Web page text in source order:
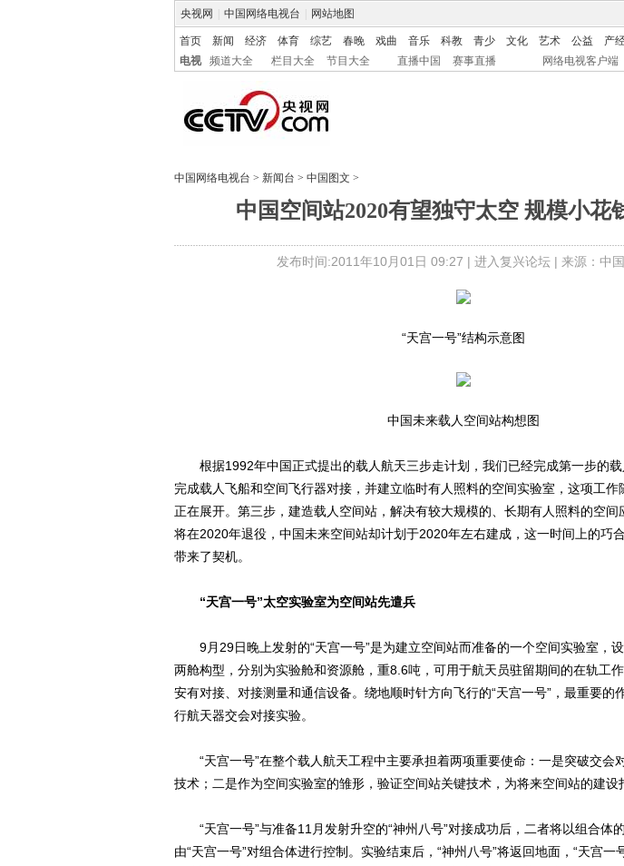
央视网 中国网络电视台 网站地图
首页 新闻 经济 体育 综艺 春晚 戏曲 音乐 科教 青少 文化 艺术 公益 产
电视
频道大全 栏目大全 节目大全 直播中国 赛事直播 网络电视客户端
中国网络电视台 > 新闻台 > 中国图文 >
中国空间站2020有望独守太空 规模小花
发布时间:2011年10月01日 09:27 | 进入复兴论坛| 来源：中
“天宫一号”结构示意图
中国未来载人空间站构想图
根据1992年中国正式提出的载人航天三步走计划，我们已经完成第一步的载
完成载人飞船和空间飞行器对接，并建立临时有人照料的空间实验室，这项工作
正在展开。第三步，建造载人空间站，解决有较大规模的、长期有人照料的空间
将在2020年退役，中国未来空间站却计划于2020年左右建成，这一时间上的巧
带来了契机。
“天宫一号”太空实验室为空间站先遣兵
9月29日晚上发射的“天宫一号”是为建立空间站而准备的一个空间实验室，
两舱构型，分别为实验舱和资源舱，重8.6吨，可用于航天员驻留期间的在轨工
安有对接、对接测量和通信设备。绕地顺时针方向飞行的“天宫一号”，最重要的
行航天器交会对接实验。
“天宫一号”在整个载人航天工程中主要承担着两项重要使命：一是突破交会
技术；二是作为空间实验室的雏形，验证空间站关键技术，为将来空间站的建设
“天宫一号”与准备11月发射升空的“神州八号”对接成功后，二者将以组合体
由“天宫一号”对组合体进行控制。实验结束后，“神州八号”将返回地面，“天宫一